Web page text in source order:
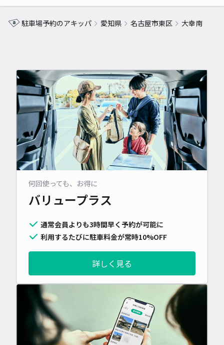
駐車場予約のアキッパ 愛知県 名古屋市東区 大幸南
何回使っても、お得に
バリュープラス
通常会員よりも3時間早く予約が可能に
利用するたびに駐車料金が常時10%OFF
詳しく見る